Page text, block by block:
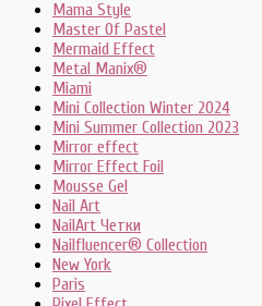
Mama Style
Master Of Pastel
Mermaid Effect
Metal Manix®
Miami
Mini Collection Winter 2024
Mini Summer Collection 2023
Mirror effect
Mirror Effect Foil
Mousse Gel
Nail Art
NailArt Четки
Nailfluencer® Collection
New York
Paris